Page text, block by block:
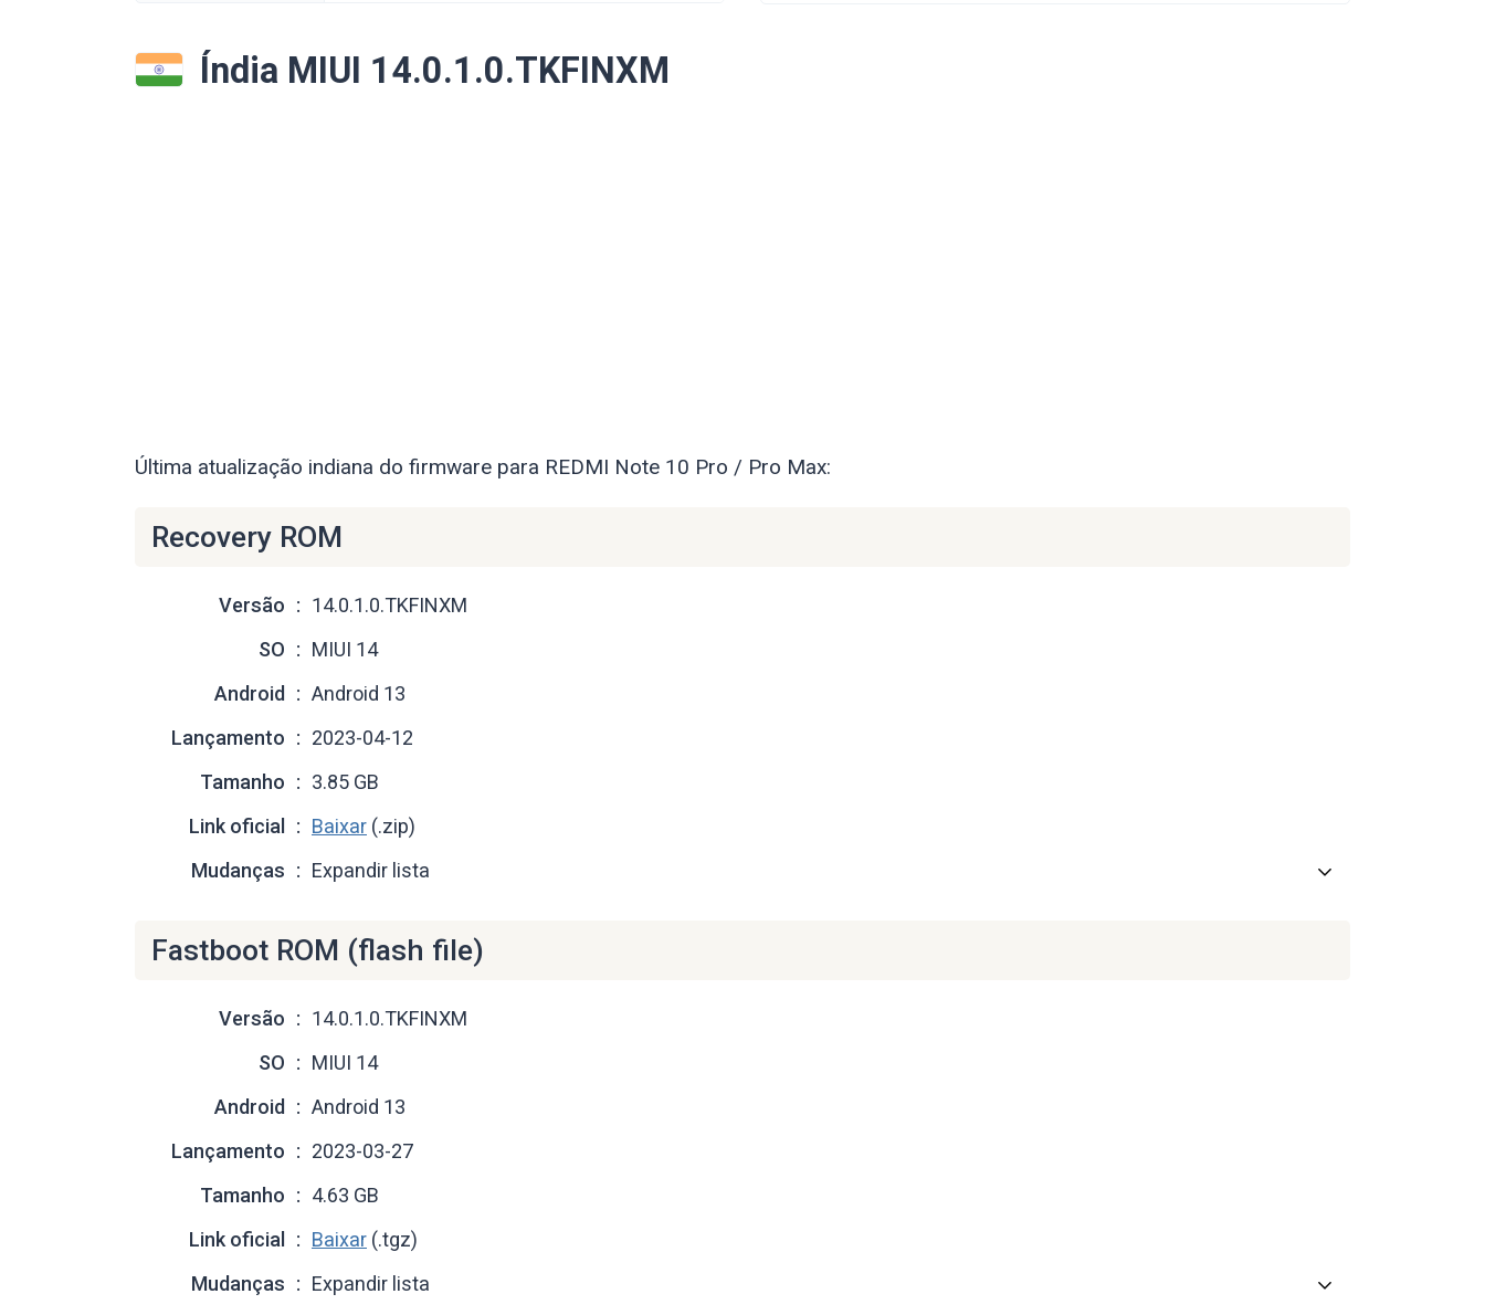
Índia MIUI 14.0.1.0.TKFINXM
Última atualização indiana do firmware para REDMI Note 10 Pro / Pro Max:
Recovery ROM
Versão
14.0.1.0.TKFINXM
SO
MIUI 14
Android
Android 13
Lançamento
2023-04-12
Tamanho
3.85 GB
Link oficial
Baixar (.zip)
Mudanças
Expandir lista
Fastboot ROM (flash file)
Versão
14.0.1.0.TKFINXM
SO
MIUI 14
Android
Android 13
Lançamento
2023-03-27
Tamanho
4.63 GB
Link oficial
Baixar (.tgz)
Mudanças
Expandir lista